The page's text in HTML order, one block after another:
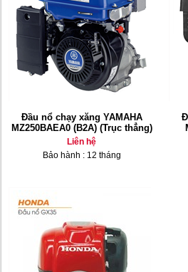
Đầu nổ chạy xăng YAMAHA
MZ250BAEA0 (B2A) (Trục thẳng)
Liên hệ
Bảo hành : 12 tháng